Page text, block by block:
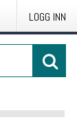
LOGG INN